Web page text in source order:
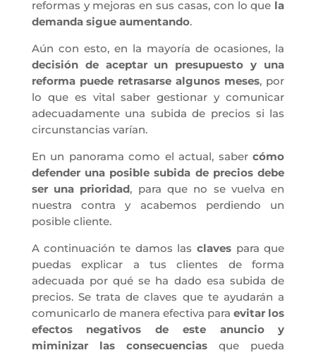
reformas y mejoras en sus casas, con lo que la
demanda sigue aumentando.
Aún con esto, en la mayoría de ocasiones, la
decisión de aceptar un presupuesto y una
reforma puede retrasarse algunos meses, por
lo que es vital saber gestionar y comunicar
adecuadamente una subida de precios si las
circunstancias varían.
En un panorama como el actual, sabercómo
defender una posible subida de precios debe
ser una prioridad, para que no se vuelva en
nuestra contra y acabemos perdiendo un
posible cliente.
A continuación te damos las claves para que
puedas explicar a tus clientes de forma
adecuada por qué se ha dado esa subida de
precios. Se trata de claves que te ayudarán a
comunicarlo de manera efectiva paraevitar los
efectos negativos de este anuncio y
miminizar las consecuencias que pueda